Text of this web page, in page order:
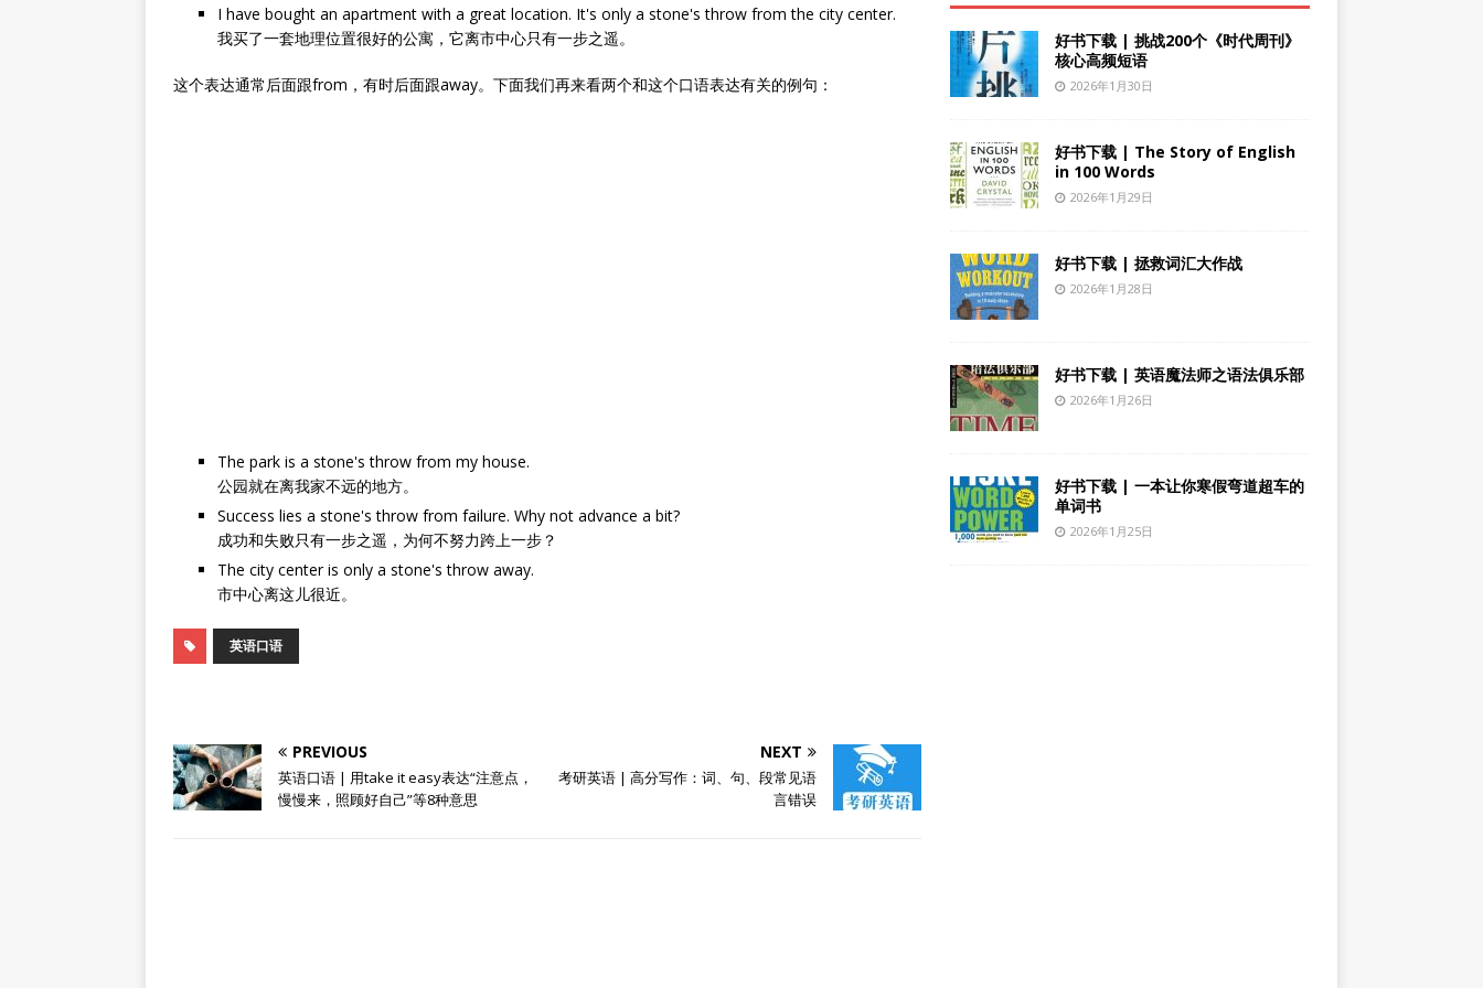
I have bought an apartment with a great location. It's only a stone's throw from the city center.
我买了一套地理位置很好的公寓，它离市中心只有一步之遥。
这个表达通常后面跟from，有时后面跟away。下面我们再来看两个和这个口语表达有关的例句：
The park is a stone's throw from my house.
公园就在离我家不远的地方。
Success lies a stone's throw from failure. Why not advance a bit?
成功和失败只有一步之遥，为何不努力跨上一步？
The city center is only a stone's throw away.
市中心离这儿很近。
英语口语
PREVIOUS
英语口语 | 用take it easy表达“注意点，
慢慢来，照顾好自己”等8种意思
NEXT
考研英语 | 高分写作：词、句、段常见语
言错误
好书下载 | 挑战200个《时代周刊》
核心高频短语
2026年1月30日
好书下载 | The Story of English
in 100 Words
2026年1月29日
好书下载 | 拯救词汇大作战
2026年1月28日
好书下载 | 英语魔法师之语法俱乐部
2026年1月26日
好书下载 | 一本让你寒假弯道超车的
单词书
2026年1月25日